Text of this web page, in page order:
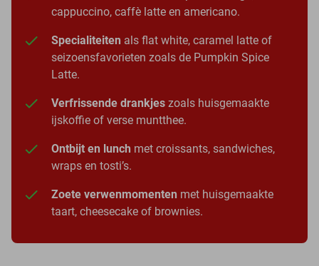
cappuccino, caffè latte en americano.
Specialiteiten als flat white, caramel latte of
seizoensfavorieten zoals de Pumpkin Spice
Latte.
Verfrissende drankjes zoals huisgemaakte
ijskoffie of verse muntthee.
Ontbijt en lunch met croissants, sandwiches,
wraps en tosti’s.
Zoete verwenmomenten met huisgemaakte
taart, cheesecake of brownies.